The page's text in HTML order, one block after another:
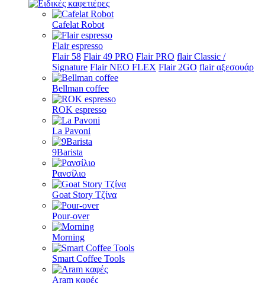
Cafelat Robot
Flair espresso
Flair 58 Flair 49 PRO Flair PRO flair Classic /
Signature Flair NEO FLEX Flair 2GO flair αξεσουάρ
Bellman coffee
ROK espresso
La Pavoni
9Barista
Ρανσίλιο
Goat Story Τζίνα
Pour-over
Morning
Smart Coffee Tools
Aram καφές